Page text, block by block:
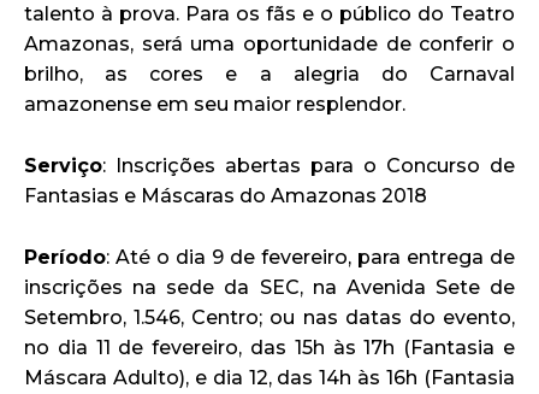
talento à prova. Para os fãs e o público do Teatro
Amazonas, será uma oportunidade de conferir o
brilho, as cores e a alegria do Carnaval
amazonense em seu maior resplendor.
Serviço: Inscrições abertas para o Concurso de
Fantasias e Máscaras do Amazonas 2018
Período: Até o dia 9 de fevereiro, para entrega de
inscrições na sede da SEC, na Avenida Sete de
Setembro, 1.546, Centro; ou nas datas do evento,
no dia 11 de fevereiro, das 15h às 17h (Fantasia e
Máscara Adulto), e dia 12, das 14h às 16h (Fantasia